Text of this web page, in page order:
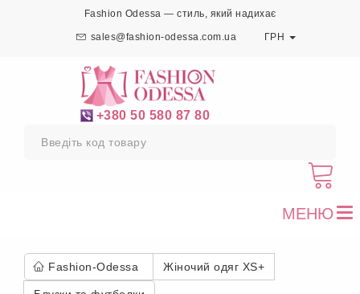
Fashion Odessa — стиль, який надихає
sales@fashion-odessa.com.ua ГРН
+380 50 580 87 80
МЕНЮ
Fashion-Odessa Жіночий одяг XS+